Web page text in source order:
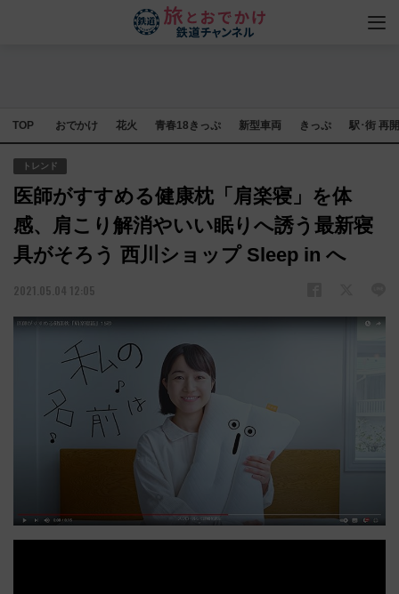
TOP おでかけ 花火 青春18きっぷ 新型車両 きっぷ 駅･街 再
トレンド
医師がすすめる健康枕「肩楽寝」を体
感、肩こり解消やいい眠りへ誘う最新寝
具がそろう 西川ショップ Sleep in へ
2021.05.04 12:05